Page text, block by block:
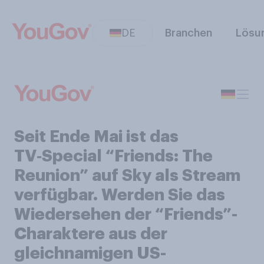
DE Branchen
Seit Ende Mai ist das
TV‑Special “Friends: The
Reunion” auf Sky als Stream
verfügbar. Werden Sie das
Wiedersehen der “Friends”-
Charaktere aus der
gleichnamigen US-